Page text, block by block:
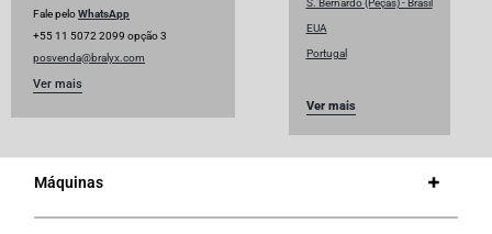
Fale peloWhatsApp
+55 11 5072 2099 opção 3
posvenda@bralyx.com
Ver mais
S. Bernardo (Peças) - Brasil
EUA
Portugal
Ver mais
Máquinas